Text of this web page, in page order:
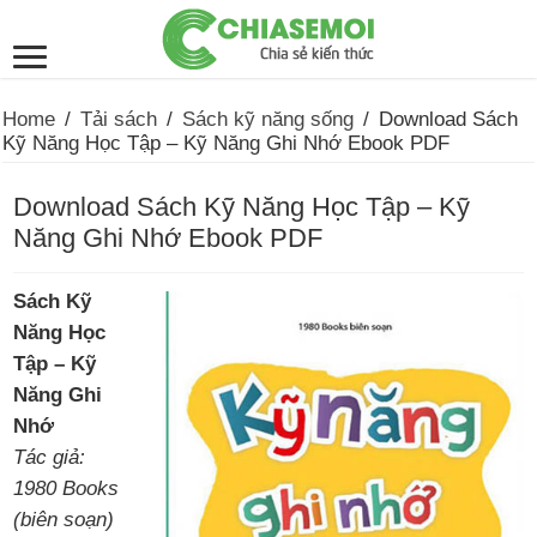
Home / Tải sách / Sách kỹ năng sống / Download Sách
Kỹ Năng Học Tập – Kỹ Năng Ghi Nhớ Ebook PDF
Download Sách Kỹ Năng Học Tập – Kỹ
Năng Ghi Nhớ Ebook PDF
Sách Kỹ
Năng Học
Tập – Kỹ
Năng Ghi
Nhớ
Tác giả:
1980 Books
(biên soạn)